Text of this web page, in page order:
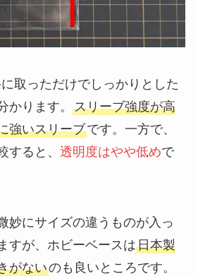
取っただけでしっかりとした
かります。 スリーブ強度が高
強いスリーブです。一方で、
すると、 透明度はやや低めで
妙にサイズの違うものが入っ
すが、ホビーベースは日本製
がないのも良いところです。